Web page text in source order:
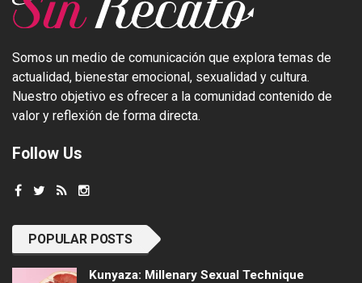
Somos un medio de comunicación que explora temas de
actualidad, bienestar emocional, sexualidad y cultura.
Nuestro objetivo es ofrecer a la comunidad contenido de
valor y reflexión de forma directa.
Follow Us
POPULAR POSTS
Kunyaza: Millenary Sexual Technique